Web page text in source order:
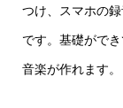
つけ、スマホの
です。基礎がで
音楽が作れます。